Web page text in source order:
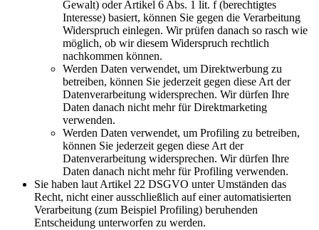
Gewalt) oder Artikel 6 Abs. 1 lit. f (berechtigtes
Interesse) basiert, können Sie gegen die Verarbeitung
Widerspruch einlegen. Wir prüfen danach so rasch wie
möglich, ob wir diesem Widerspruch rechtlich
nachkommen können.
Werden Daten verwendet, um Direktwerbung zu
betreiben, können Sie jederzeit gegen diese Art der
Datenverarbeitung widersprechen. Wir dürfen Ihre
Daten danach nicht mehr für Direktmarketing
verwenden.
Werden Daten verwendet, um Profiling zu betreiben,
können Sie jederzeit gegen diese Art der
Datenverarbeitung widersprechen. Wir dürfen Ihre
Daten danach nicht mehr für Profiling verwenden.
Sie haben laut Artikel 22 DSGVO unter Umständen das
Recht, nicht einer ausschließlich auf einer automatisierten
Verarbeitung (zum Beispiel Profiling) beruhenden
Entscheidung unterworfen zu werden.